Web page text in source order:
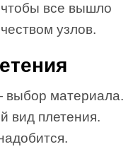
все вышло
узлов.
материала.
вид плетения.